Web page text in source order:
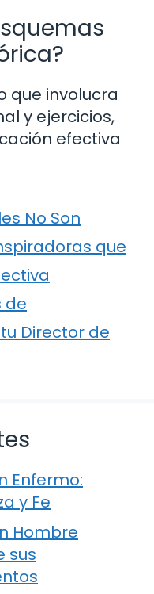
que involucra
y ejercicios,
efectiva
No Son
que
de
Director de
Enfermo:
y Fe
Hombre
sus